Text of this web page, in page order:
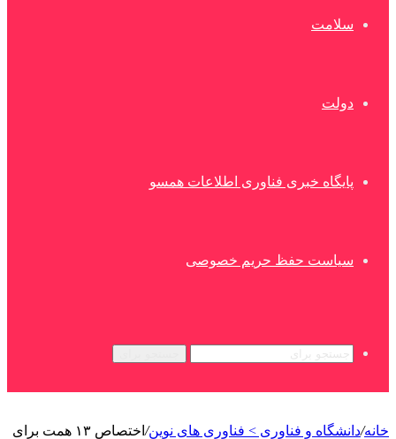
سلامت
دولت
پایگاه خبری فناوری اطلاعات همسو
سیاست حفظ حریم خصوصی
خانه/دانشگاه و فناوری > فناوری های نوین/
اختصاص ۱۳ همت برای